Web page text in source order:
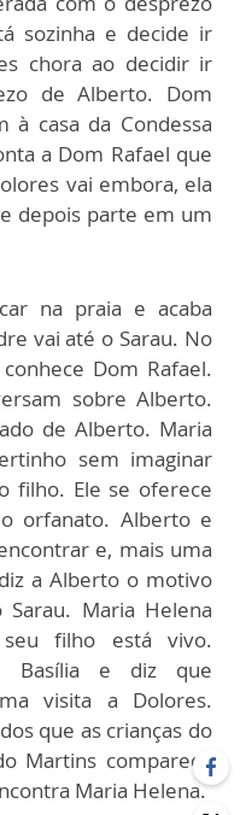
sozinha e decide ir
chora ao decidir ir
de Alberto. Dom
à casa da Condessa
a Dom Rafael que
vai embora, ela
depois parte em um
na praia e acaba
vai até o Sarau. No
Dom Rafael.
sobre Alberto.
de Alberto. Maria
sem imaginar
filho. Ele se oferece
orfanato. Alberto e
e, mais uma
a Alberto o motivo
Maria Helena
filho está vivo.
Basília e diz que
visita a Dolores.
que as crianças do
Martins comparece
Maria Helena.